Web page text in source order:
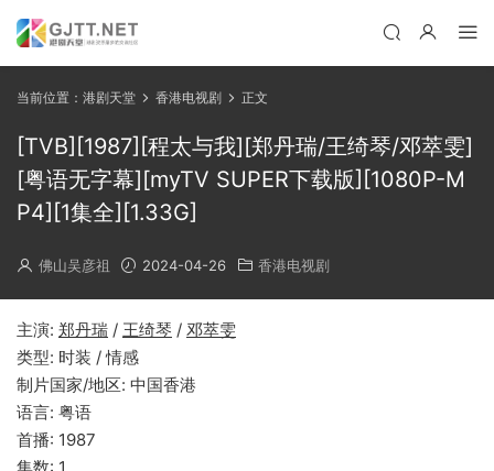
当前位置： 港剧天堂 香港电视剧 正文
[TVB][1987][程太与我][郑丹瑞/王绮琴/邓萃雯]
[粤语无字幕][myTV SUPER下载版][1080P-M
P4][1集全][1.33G]
佛山吴彦祖 2024-04-26 香港电视剧
主演: 郑丹瑞 / 王绮琴 / 邓萃雯
类型: 时装 / 情感
制片国家/地区: 中国香港
语言: 粤语
首播: 1987